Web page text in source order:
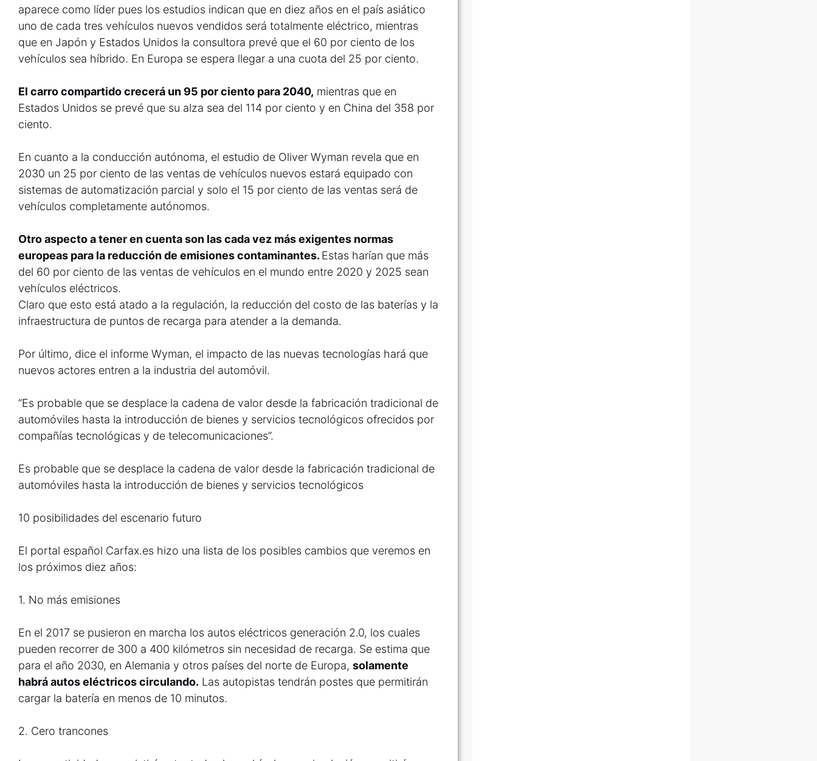
aparece como líder pues los estudios indican que en diez años en el país asiático
uno de cada tres vehículos nuevos vendidos será totalmente eléctrico, mientras
que en Japón y Estados Unidos la consultora prevé que el 60 por ciento de los
vehículos sea híbrido. En Europa se espera llegar a una cuota del 25 por ciento.
El carro compartido crecerá un 95 por ciento para 2040, mientras que en
Estados Unidos se prevé que su alza sea del 114 por ciento y en China del 358 por
ciento.
En cuanto a la conducción autónoma, el estudio de Oliver Wyman revela que en
2030 un 25 por ciento de las ventas de vehículos nuevos estará equipado con
sistemas de automatización parcial y solo el 15 por ciento de las ventas será de
vehículos completamente autónomos.
Otro aspecto a tener en cuenta son las cada vez más exigentes normas
europeas para la reducción de emisiones contaminantes. Estas harían que más
del 60 por ciento de las ventas de vehículos en el mundo entre 2020 y 2025 sean
vehículos eléctricos.
Claro que esto está atado a la regulación, la reducción del costo de las baterías y la
infraestructura de puntos de recarga para atender a la demanda.
Por último, dice el informe Wyman, el impacto de las nuevas tecnologías hará que
nuevos actores entren a la industria del automóvil.
“Es probable que se desplace la cadena de valor desde la fabricación tradicional de
automóviles hasta la introducción de bienes y servicios tecnológicos ofrecidos por
compañías tecnológicas y de telecomunicaciones”.
Es probable que se desplace la cadena de valor desde la fabricación tradicional de
automóviles hasta la introducción de bienes y servicios tecnológicos
10 posibilidades del escenario futuro
El portal español Carfax.es hizo una lista de los posibles cambios que veremos en
los próximos diez años:
1. No más emisiones
En el 2017 se pusieron en marcha los autos eléctricos generación 2.0, los cuales
pueden recorrer de 300 a 400 kilómetros sin necesidad de recarga. Se estima que
para el año 2030, en Alemania y otros países del norte de Europa, solamente
habrá autos eléctricos circulando. Las autopistas tendrán postes que permitirán
cargar la batería en menos de 10 minutos.
2. Cero trancones